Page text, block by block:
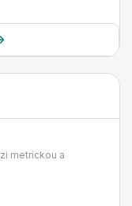
metrickou a